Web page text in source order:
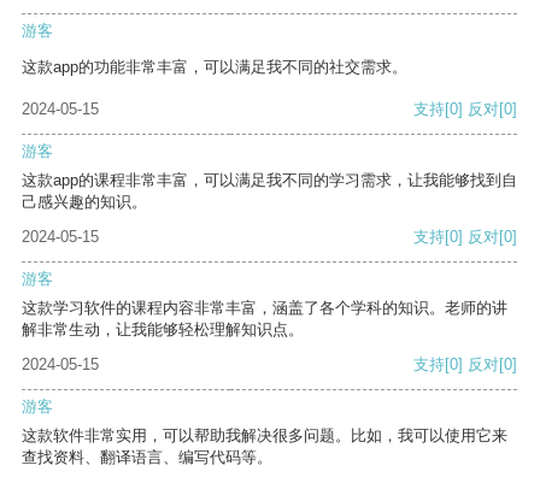
游客
这款app的功能非常丰富，可以满足我不同的社交需求。
2024-05-15 支持[0] 反对[0]
游客
这款app的课程非常丰富，可以满足我不同的学习需求，让我能够找到自
己感兴趣的知识。
2024-05-15
支持[0] 反对[0]
游客
这款学习软件的课程内容非常丰富，涵盖了各个学科的知识。老师的讲
解非常生动，让我能够轻松理解知识点。
2024-05-15
支持[0] 反对[0]
游客
这款软件非常实用，可以帮助我解决很多问题。比如，我可以使用它来
查找资料、翻译语言、编写代码等。